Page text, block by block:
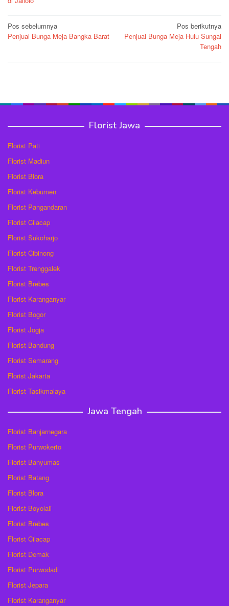
Navigasi
pos
Pos sebelumnya
Penjual Bunga Meja Bangka Barat
Pos berikutnya
Penjual Bunga Meja Hulu Sungai
Tengah
Florist Jawa
Florist Pati
Florist Madiun
Florist Blora
Florist Kebumen
Florist Pangandaran
Florist Cilacap
Florist Sukoharjo
Florist Cibinong
Florist Trenggalek
Florist Brebes
Florist Karanganyar
Florist Bogor
Florist Jogja
Florist Bandung
Florist Semarang
Florist Jakarta
Florist Tasikmalaya
Jawa Tengah
Florist Banjarnegara
Florist Purwokerto
Florist Banyumas
Florist Batang
Florist Blora
Florist Boyolali
Florist Brebes
Florist Cilacap
Florist Demak
Florist Purwodadi
Florist Jepara
Florist Karanganyar